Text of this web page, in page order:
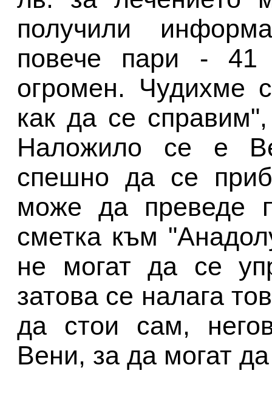
получили
повече пари -
огромен. Чудихме
как да се
Наложило се е
спешно да се
може да преведе
сметка към
не могат да се
затова се налага
да стои сам,
Вени, за да могат